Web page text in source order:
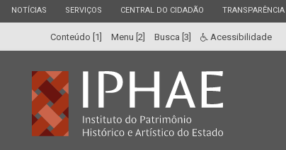
ESTADO
NOTÍCIAS ESTADO
SERVIÇOS ESTADO
CENTRAL DO CIDADÃO ESTADO
TRANSPARÊNCIA
Conteúdo [1] Menu [2] Busca [3] Acessibilidade